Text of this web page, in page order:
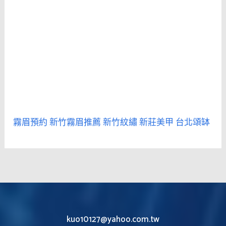
霧眉預約新竹霧眉推薦新竹紋繡新莊美甲 台北頌缽
kuo10127@yahoo.com.tw